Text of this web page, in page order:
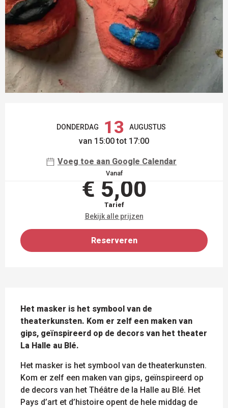
DONDERDAG 13 AUGUSTUS
van 15:00 tot 17:00
Voeg toe aan Google Calendar
Vanaf
€ 5,00
Tarief
Bekijk alle prijzen
Reserveren
Het masker is het symbool van de
theaterkunsten. Kom er zelf een maken van
gips, geïnspireerd op de decors van het theater
La Halle au Blé.
Het masker is het symbool van de theaterkunsten.
Kom er zelf een maken van gips, geïnspireerd op
de decors van het Théâtre de la Halle au Blé. Het
Pays d’art et d’histoire opent de hele middag de